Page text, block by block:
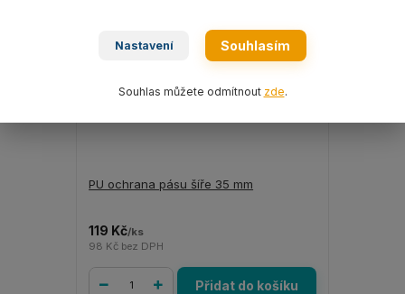
PU ochrana pásu šíře 35 mm
119 Kč/ks
98 Kč bez DPH
Přidat do košíku
Nastavení Souhlasím
Souhlas můžete odmítnout zde.